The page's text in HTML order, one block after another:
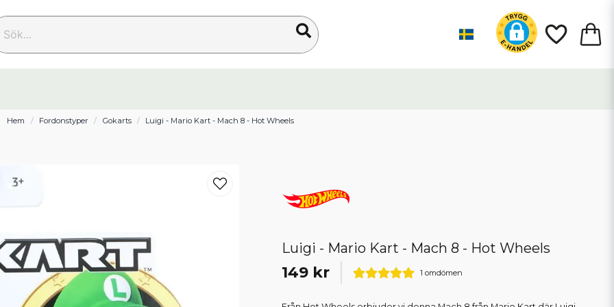
Hem Fordonstyper Gokarts Luigi - Mario Kart - Mach 8 - Hot Wheels
Luigi - Mario Kart - Mach 8 - Hot Wheels
149 kr 1 omdömen